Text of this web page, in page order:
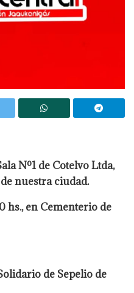
Nº1 de Cotelvo Ltda,
nuestra ciudad.
hs., en Cementerio de
de Sepelio de